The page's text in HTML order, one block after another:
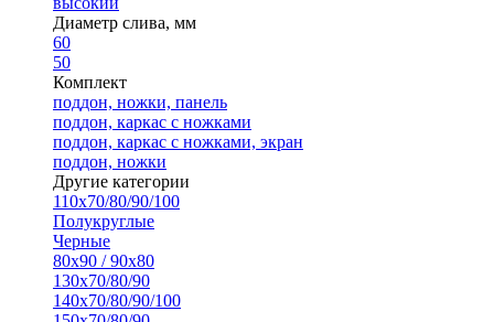
Диаметр слива, мм
60
50
Комплект
поддон, ножки, панель
поддон, каркас с ножками
поддон, каркас с ножками, экран
поддон, ножки
Другие категории
110х70/80/90/100
Полукруглые
Черные
80х90 / 90х80
130х70/80/90
140х70/80/90/100